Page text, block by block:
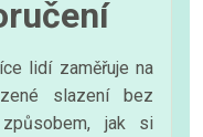
lidí zaměřuje na
slazení bez
způsobem, jak si